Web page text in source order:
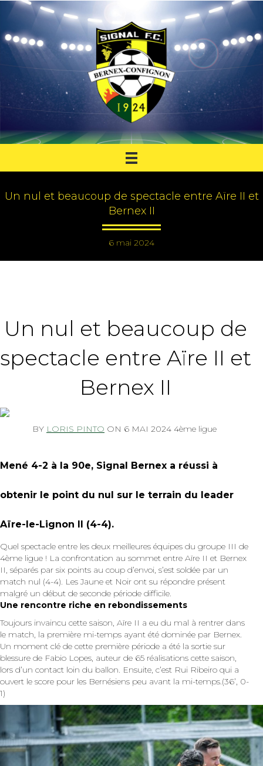
Un nul et beaucoup de spectacle entre Aïre II et
Bernex II
6 mai 2024
Un nul et beaucoup de
spectacle entre Aïre II et
Bernex II
BY LORIS PINTO ON 6 MAI 2024 4ème ligue
Mené 4-2 à la 90e, Signal Bernex a réussi à
obtenir le point du nul sur le terrain du leader
Aïre-le-Lignon II (4-4).
Quel spectacle entre les deux meilleures équipes du groupe III de
4ème ligue ! La confrontation au sommet entre Aïre II et Bernex
II, séparés par six points au coup d’envoi, s’est soldée par un
match nul (4-4). Les Jaune et Noir ont su répondre présent
malgré un début de seconde période difficile.
Une rencontre riche en rebondissements
Toujours invaincu cette saison, Aïre II a eu du mal à rentrer dans
le match, la première mi-temps ayant été dominée par Bernex.
Un moment clé de cette première période a été la sortie sur
blessure de Fabio Lopes, auteur de 65 réalisations cette saison,
lors d’un contact loin du ballon. Ensuite, c’est Rui Ribeiro qui a
ouvert le score pour les Bernésiens peu avant la mi-temps.(36’, 0-
1)